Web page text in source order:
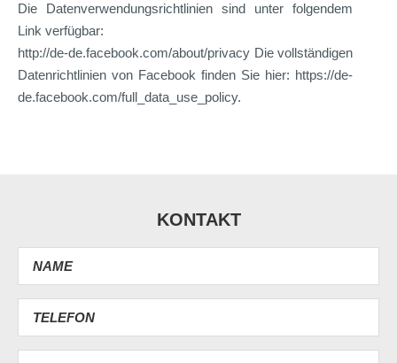
Die Datenverwendungsrichtlinien sind unter folgendem
Link verfügbar:
http://de-de.facebook.com/about/privacy Die vollständigen
Datenrichtlinien von Facebook finden Sie hier: https://de-
de.facebook.com/full_data_use_policy.
KONTAKT